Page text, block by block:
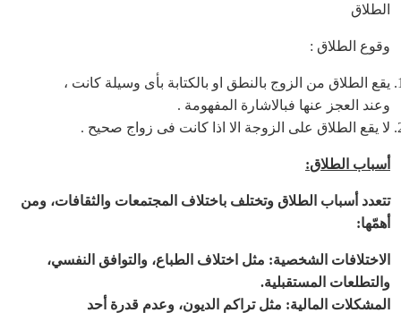
الطلاق
وقوع الطلاق :
يقع الطلاق من الزوج بالنطق او بالكتابة بأى وسيلة كانت ،
وعند العجز عنها فبالاشارة المفهومة .
لا يقع الطلاق على الزوجة الا اذا كانت فى زواج صحيح .
أسباب الطلاق:
تتعدد أسباب الطلاق وتختلف باختلاف المجتمعات والثقافات، ومن
أهمّها:
الاختلافات الشخصية: مثل اختلاف الطباع، والتوافق النفسي،
والتطلعات المستقبلية.
المشكلات المالية: مثل تراكم الديون، وعدم قدرة أحد